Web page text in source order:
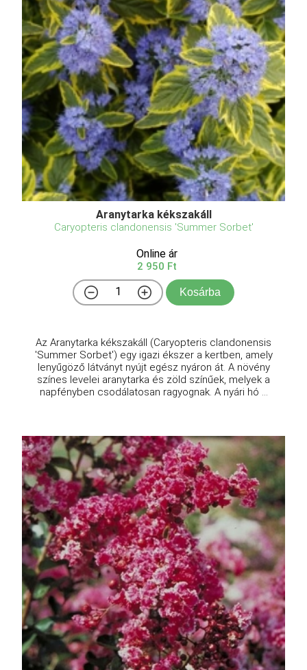
Aranytarka kékszakáll
Caryopteris clandonensis 'Summer Sorbet'
Online ár
2 950 Ft
Kosárba
Az Aranytarka kékszakáll (Caryopteris clandonensis
'Summer Sorbet') egy igazi ékszer a kertben, amely
lenyűgöző látványt nyújt egész nyáron át. A növény
színes levelei aranytarka és zöld színűek, melyek a
napfényben csodálatosan ragyognak. A nyári hó ...